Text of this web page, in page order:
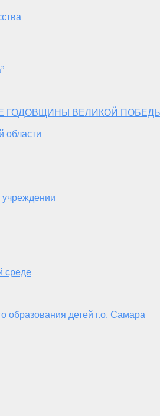
ГОДОВЩИНЫ ВЕЛИКОЙ ПОБЕДЫ
области
среде
образования детей г.о. Самара